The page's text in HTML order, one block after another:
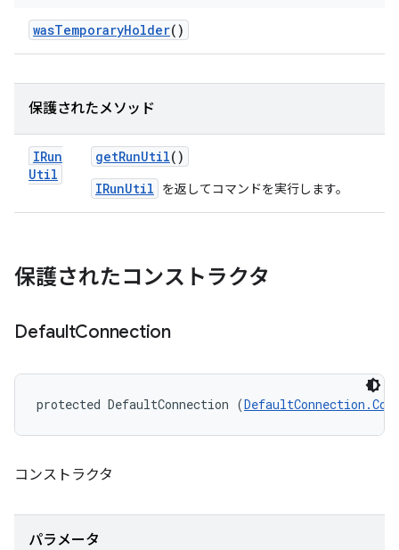
wasTemporaryHolder()
保護されたメソッド
IRun
Util
getRunUtil()
IRunUtil
を返してコマンドを実行します。
保護されたコンストラクタ
DefaultConnection
protected DefaultConnection (
コンストラクタ
パラメータ